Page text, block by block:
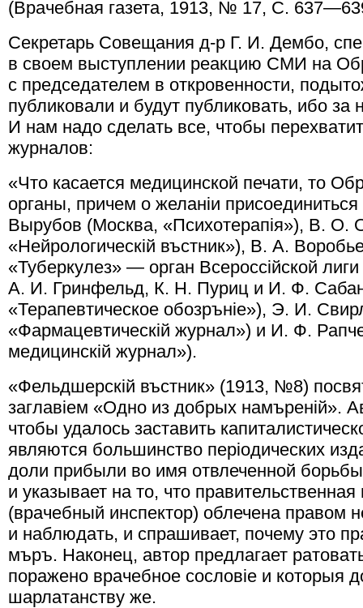
(Врачебная газета, 1913, № 17, С.
Секретарь Совещания д-р Г. И. Дембо,
в своем выступлении реакцию СМИ на
с председателем в откровенности,
публиковали и будут публиковать, ибо
И нам надо сделать все, чтобы
журналов:
«Что касается медицинской печати, то
органы, причем о желанiи
Вырубов (Москва, «Психотерапiя»), В. О.
«Нейрологическiй въстник»), В. А.
«Туберкулез» — орган Всероссiйской
А. И. Гринфельд, К. Н. Пуриц и И. Ф.
«Терапевтическое обозрънiе»), Э. И.
«Фармацевтическiй журнал») и И. Ф.
медицинскiй журнал»).
«Фельдшерскiй въстник» (1913, №8)
заглавiем «Одно из добрых намъренiй».
чтобы удалось заставить
являются большинство перiодических
доли прибыли во имя отвлеченной
и указывает на то, что
(врачебный инспектор) облечена правом
и наблюдать, и спрашивает, почему это
мъръ. Наконец, автор предлагает
поражено врачебное сословiе и которыя
шарлатанству же.